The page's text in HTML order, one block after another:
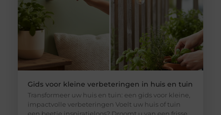
Gids voor kleine verbeteringen in huis en tuin
Transformeer uw huis en tuin: een gids voor kleine,
impactvolle verbeteringen Voelt uw huis of tuin